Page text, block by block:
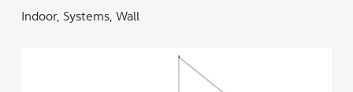
Indoor, Systems, Wall